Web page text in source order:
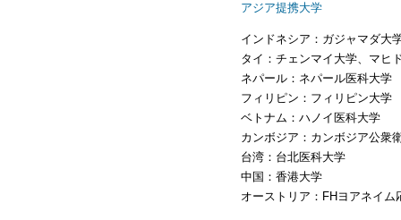
アジア提携大学
インドネシア：ガジャマダ大
タイ：チェンマイ大学、マヒ
ネパール：ネパール医科大学
フィリピン：フィリピン大学
ベトナム：ハノイ医科大学
カンボジア：カンボジア公衆
台湾：台北医科大学
中国：香港大学
オーストリア：FHヨアネイム